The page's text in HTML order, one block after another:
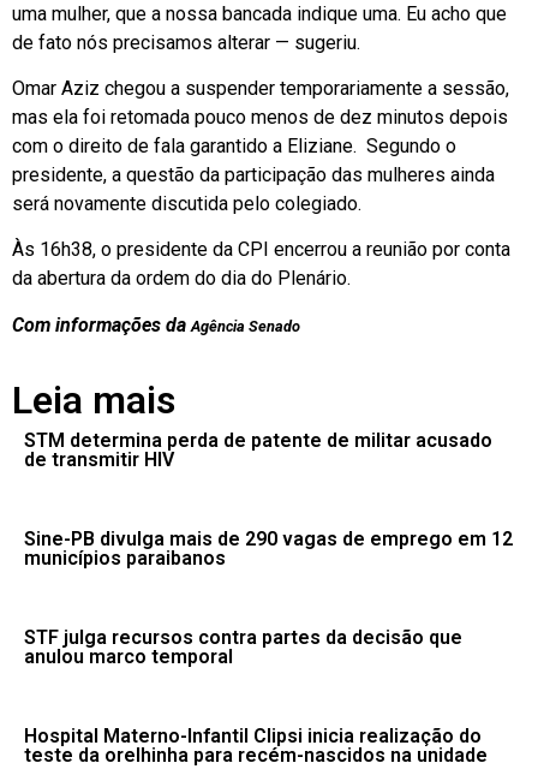
uma mulher, que a nossa bancada indique uma. Eu acho que
de fato nós precisamos alterar — sugeriu.
Omar Aziz chegou a suspender temporariamente a sessão,
mas ela foi retomada pouco menos de dez minutos depois
com o direito de fala garantido a Eliziane. Segundo o
presidente, a questão da participação das mulheres ainda
será novamente discutida pelo colegiado.
Às 16h38, o presidente da CPI encerrou a reunião por conta
da abertura da ordem do dia do Plenário.
Com informações da Agência Senado
Leia mais
STM determina perda de patente de militar acusado
de transmitir HIV
Sine-PB divulga mais de 290 vagas de emprego em 12
municípios paraibanos
STF julga recursos contra partes da decisão que
anulou marco temporal
Hospital Materno-Infantil Clipsi inicia realização do
teste da orelhinha para recém-nascidos na unidade